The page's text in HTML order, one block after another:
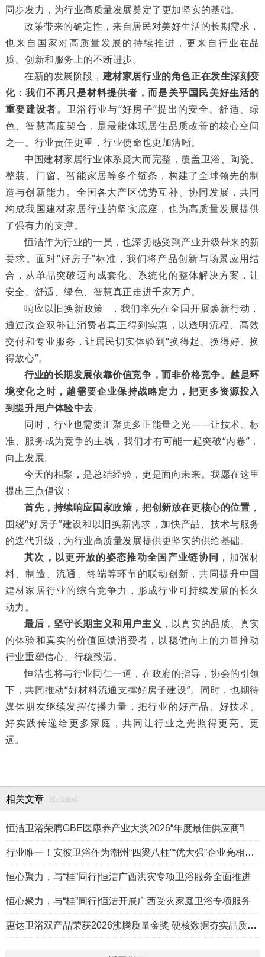
同步发力，为行业高质量发展奠定了更加坚实的基础。
政策带来的确定性，来自居民对美好生活的长期需求，
也来自国家对高质量发展的持续推进，更来自行业在品
质、创新和服务上的不断进步。
在新的发展阶段， 建材家居行业的角色正在发生深刻变
化：我们不再只是材料提供者，而是关乎国民美好生活的
重要建设者。卫浴行业与“好房子”提出的安全、舒适、绿
色、智慧高度契合，是最能体现居住品质改善的核心空间
之一。行业责任更重，行业使命也更加清晰。
中国建材家居行业体系庞大而完整，覆盖卫浴、陶瓷、
整装、门窗、智能家居等多个链条，构建了全球领先的制
造与创新能力。全国各大产区优势互补、协同发展，共同
构成我国建材家居行业的坚实底座，也为高质量发展提供
了强有力的支撑。
恒洁作为行业的一员，也深切感受到产业升级带来的新
要求。面对“好房子”标准，我们将产品创新与场景应用结
合，从单品突破迈向成套化、系统化的整体解决方案，让
安全、舒适、绿色、智慧真正走进千家万户。
响应以旧换新政策
，我们率先在全国开展焕新行动，
通过政企双补让消费者真正得到实惠，以透明流程、高效
交付和专业服务，让居民切实体验到“换得起、换得好、换
得放心”。
行业的长期发展依靠价值竞争，而非价格竞争。越是环
境变化之时，越需要企业保持战略定力，把更多资源投入
到提升用户体验中去。
同时，行业也需要汇聚更多正能量之光——让技术、标
准、服务成为竞争的主线，我们才有可能一起突破“内卷”，
向上发展。
今天的相聚，是总结经验，更是面向未来。我愿在这里
提出三点倡议：
首先，持续响应国家政策，把创新放在更核心的位置 ，
围绕“好房子”建设和以旧换新需求，加快产品、技术与服务
的迭代升级，为行业高质量发展提供更坚实的供给基础。
其次，以更开放的姿态推动全国产业链协同 ，加强材
料、制造、流通、终端等环节的联动创新，共同提升中国
建材家居行业的综合竞争力，形成行业可持续发展的长久
动力。
最后，坚守长期主义和用户主义 ，以真实的品质、真实
的体验和真实的价值回馈消费者，以稳健向上的力量推动
行业重塑信心、行稳致远。
恒洁也将与行业同仁一道，在政府的指导，协会的引领
下，共同推动“好材料流通支撑好房子建设”。同时，也期待
媒体朋友继续发挥传播力量，把行业的好产品、好技术、
好实践传递给更多家庭，共同让行业之光照得更亮、更
远。
相关文章 Related
恒洁卫浴荣膺GBE医康养产业大奖2026“年度最佳供应商”!
行业唯一！安彼卫浴作为潮州“四梁八柱”“优大强”企业亮相《飞越广东·产业脊梁》
恒心聚力，与“桂”同行|恒洁广西洪灾专项卫浴服务全面推进
恒心聚力，与“桂”同行|恒洁开展广西受灾家庭卫浴专项服务
惠达卫浴双产品荣获2026沸腾质量金奖 硬核数据夯实品质标杆